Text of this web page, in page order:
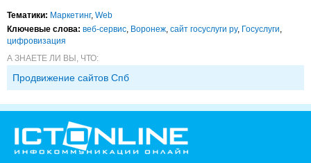
Тематики: Маркетинг, Web
Ключевые слова: веб-сервис Воронеж сайт госуслуги ру, Госуслуги
цифровизация
А ЗНАЕТЕ ЛИ ВЫ, ЧТО:
Продвижение сайтов Спб